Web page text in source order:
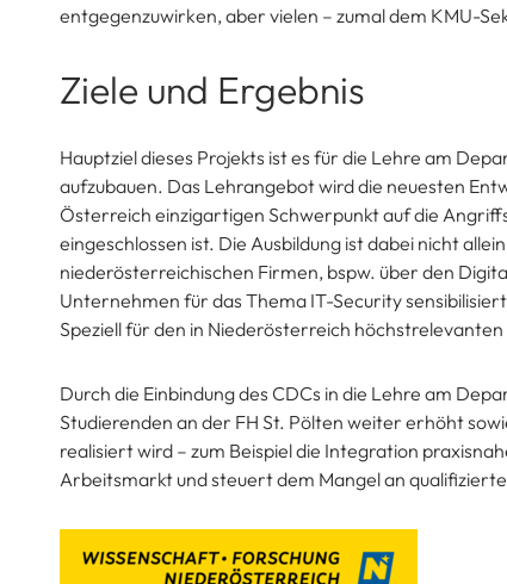
entgegenzuwirken, aber vielen – zumal dem KMU-
Ziele und Ergebnis
Hauptziel dieses Projekts ist es für die Lehre am
aufzubauen. Das Lehrangebot wird die neuesten
Österreich einzigartigen Schwerpunkt auf die
eingeschlossen ist. Die Ausbildung ist dabei nicht
niederösterreichischen Firmen, bspw. über den
Unternehmen für das Thema IT-Security
Speziell für den in Niederösterreich
Durch die Einbindung des CDCs in die Lehre am
Studierenden an der FH St. Pölten weiter erhöht
realisiert wird – zum Beispiel die Integration
Arbeitsmarkt und steuert dem Mangel an